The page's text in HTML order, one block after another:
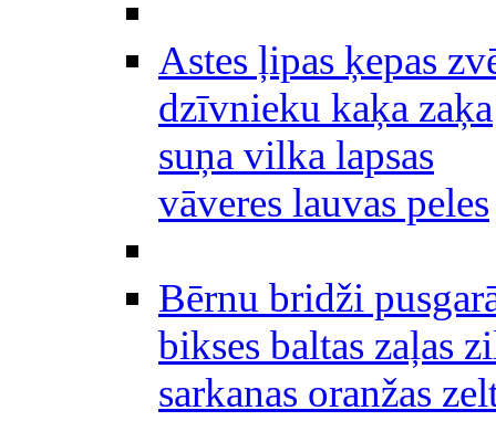
Astes ļipas ķepas
dzīvnieku kaķa zaķa
suņa vilka lapsas
vāveres lauvas peles
Bērnu bridži
bikses baltas zaļas
sarkanas oranžas